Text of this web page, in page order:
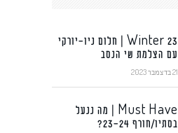
Winter 23 | חלום ניו-יורקי
עם הצלמת שי הנסב
21 בדצמבר 2023
Must Have | מה ננעל
בסתיו/חורף 23-24?